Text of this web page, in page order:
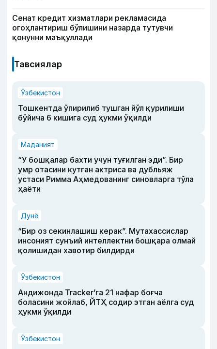
Сенат кредит хизматлари рекламасида
огоҳлантириш бўлишини назарда тутувчи
қонунни маъқуллади
Тавсиялар
Ўзбекистон
Тошкентда ўпирилиб тушган йўл қурилиши
бўйича 6 кишига суд ҳукми ўқилди
Маданият
“У бошқалар бахти учун туғилган эди”. Бир
умр отасини кутган актриса ва дубльяж
устаси Римма Аҳмедованинг синовларга тўла
ҳаёти
Дунё
“Бир оз секинлашиш керак”. Мутахассислар
инсоният сунъий интеллектни бошқара олмай
қолишидан хавотир билдирди
Ўзбекистон
Андижонда Tracker’га 21 нафар боғча
боласини жойлаб, ЙТҲ содир этган аёлга суд
ҳукми ўқилди
Ўзбекистон